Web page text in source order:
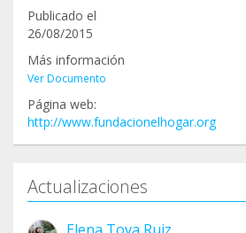
Publicado el
26/08/2015
Más información
Ver Documento
Página web:
http://www.fundacionelhogar.org
Actualizaciones